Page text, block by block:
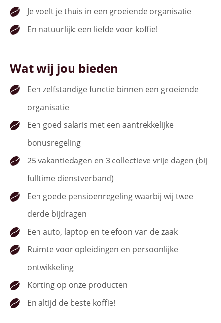
Je voelt je thuis in een groeiende organisatie
En natuurlijk: een liefde voor koffie!
Wat wij jou bieden
Een zelfstandige functie binnen een groeiende
organisatie
Een goed salaris met een aantrekkelijke
bonusregeling
25 vakantiedagen en 3 collectieve vrije dagen (bij
fulltime dienstverband)
Een goede pensioenregeling waarbij wij twee
derde bijdragen
Een auto, laptop en telefoon van de zaak
Ruimte voor opleidingen en persoonlijke
ontwikkeling
Korting op onze producten
En altijd de beste koffie!